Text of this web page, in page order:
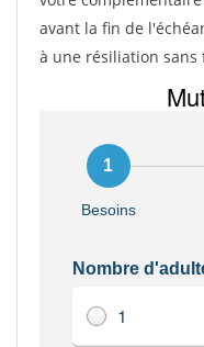
avant la fin de
à une résiliation sans